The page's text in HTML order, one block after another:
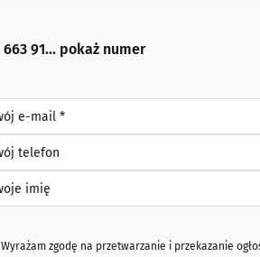
663 91... pokaż numer
Wyrażam zgodę na przetwarzanie i przekazanie